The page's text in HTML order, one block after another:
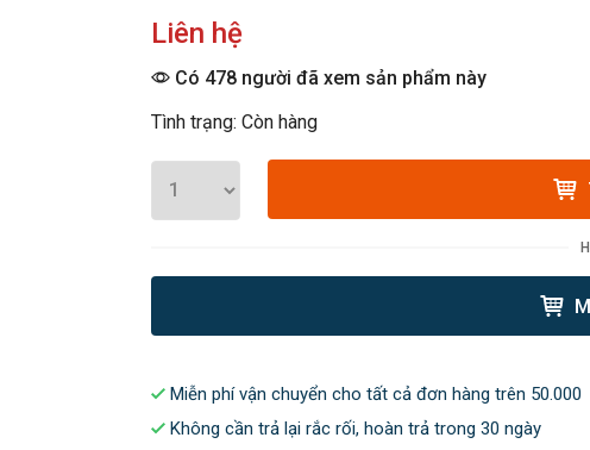
Liên hệ
Có 478 người đã xem sản phẩm này
Tình trạng: Còn hàng
Miễn phí vận chuyển cho tất cả đơn hàng trên 50.000
Không cần trả lại rắc rối, hoàn trả trong 30 ngày